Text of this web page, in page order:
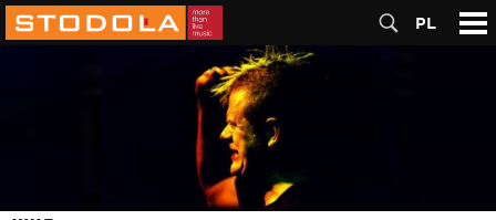
PL